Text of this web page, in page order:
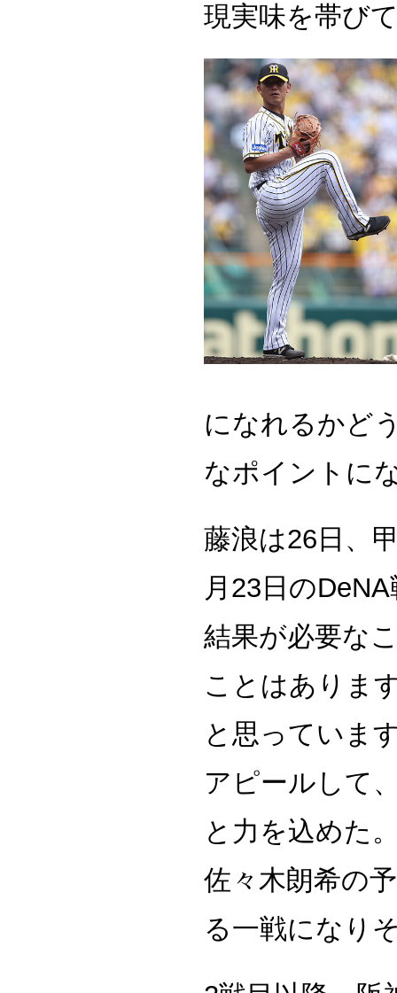
現実味を帯び
になれるかど
なポイントに
藤浪は26日、
月23日の
結果が必要な
ことはありま
と思っていま
アピールして
と力を込めた
佐々木朗希の
る一戦になり